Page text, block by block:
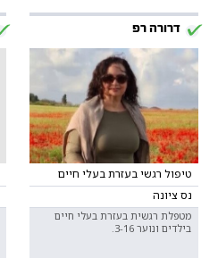
דרורה רפ
טיפול רגשי בעזרת בעלי חיים
נס ציונה
מטפלת רגשית בעזרת בעלי חיים
בילדים ונוער 3-16.